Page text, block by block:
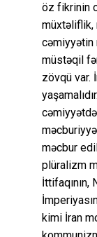
öz fikrinin
müxtəliflik,
cəmiyyətin
müstəqil
zövqü var.
məcbur
plüralizm
İttifaqının,
kimi İran